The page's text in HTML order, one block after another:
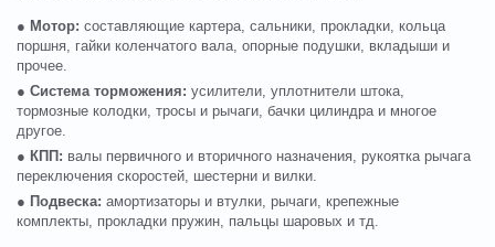
● Мотор: составляющие картера, сальники, прокладки, кольца
поршня, гайки коленчатого вала, опорные подушки, вкладыши и
прочее.
● Система торможения: усилители, уплотнители штока,
тормозные колодки, тросы и рычаги, бачки цилиндра и многое
другое.
● КПП: валы первичного и вторичного назначения, рукоятка рычага
переключения скоростей, шестерни и вилки.
● Подвеска: амортизаторы и втулки, рычаги, крепежные
комплекты, прокладки пружин, пальцы шаровых и тд.